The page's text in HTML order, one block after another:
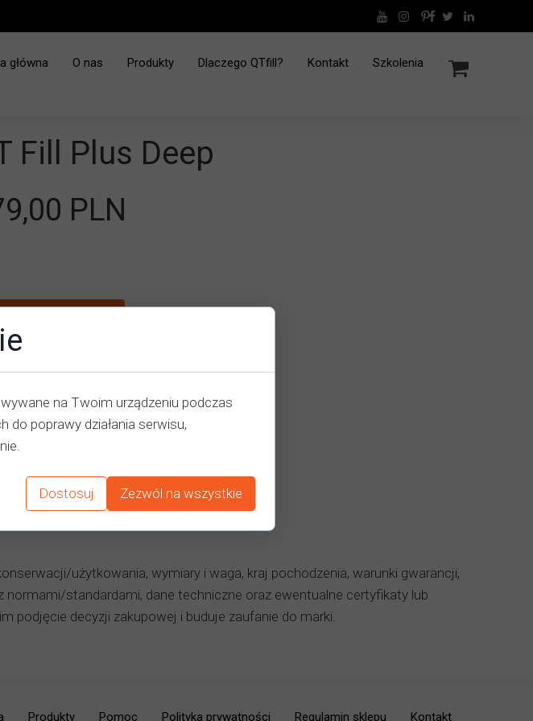
główna O nas Produkty Dlaczego QTfill? Kontakt Szkolenia
PLN
Fill Plus Deep
użytkowania, wymiary i waga, kraj pochodzenia, warunki gwarancji,
standardami, dane techniczne oraz ewentualne certyfikaty lub
podjęcie decyzji zakupowej i buduje zaufanie do marki.
Produkty Pomoc Polityka prywatności Regulamin sklepu Kontakt
na Twoim urządzeniu podczas
do poprawy działania serwisu,
Dostosuj Zezwól na wszystkie